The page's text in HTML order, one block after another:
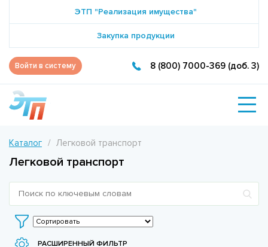
ЭТП "Реализация имущества"
Закупка продукции
Войти в систему 8 (800) 7000-369 (доб. 3)
Каталог Легковой транспорт
Легковой транспорт
РАСШИРЕННЫЙ ФИЛЬТР